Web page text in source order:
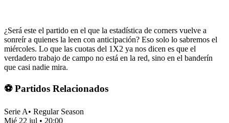
¿Será este el partido en el que la estadística de corners vuelve a
sonreír a quienes la leen con anticipación? Eso solo lo sabremos el
miércoles. Lo que las cuotas del 1X2 ya nos dicen es que el
verdadero trabajo de campo no está en la red, sino en el banderín
que casi nadie mira.
⚽ Partidos Relacionados
Serie A• Regular Season
Mié 22 jul • 20:00